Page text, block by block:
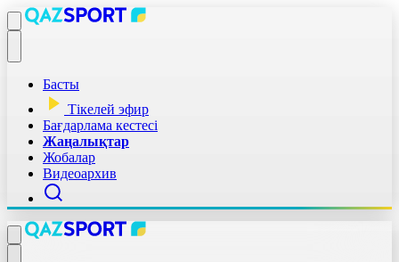
Басты
Тікелей эфир
Бағдарлама кестесі
Жаңалықтар
Жобалар
Видеоархив